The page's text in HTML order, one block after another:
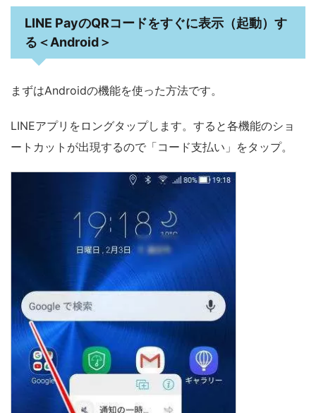
LINE PayのQRコードをすぐに表示（起動）す
る＜Android＞
まずはAndroidの機能を使った方法です。
LINEアプリをロングタップします。すると各機能のショ
ートカットが出現するので「コード支払い」をタップ。